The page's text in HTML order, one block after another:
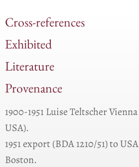
Cross-references
Exhibited
Literature
Provenance
1900-1951 Luise Teltscher
USA).
1951 export (BDA 1210/51) to
Boston.